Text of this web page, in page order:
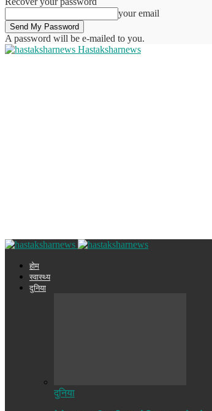
your email
A password will be e-mailed to you.
Hastaksharnews
होम
स्वास्थ्य
दुनिया
दुनिया